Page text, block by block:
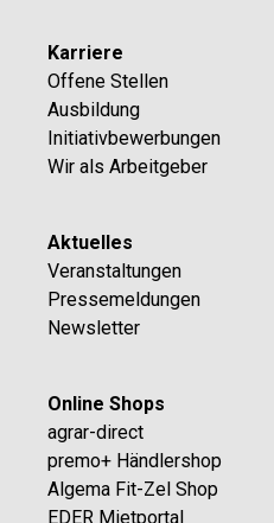
Karriere
Offene Stellen
Ausbildung
Initiativbewerbungen
Wir als Arbeitgeber
Aktuelles
Veranstaltungen
Pressemeldungen
Newsletter
Online Shops
agrar-direct
premo+ Händlershop
Algema Fit-Zel Shop
EDER Mietportal